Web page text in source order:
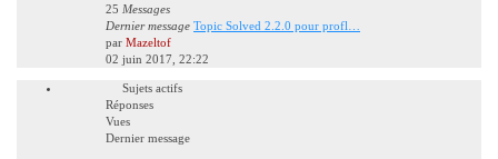
25 Messages
Dernier message Topic Solved 2.2.0 pour profl…
par Mazeltof
02 juin 2017, 22:22
Sujets actifs
Réponses
Vues
Dernier message